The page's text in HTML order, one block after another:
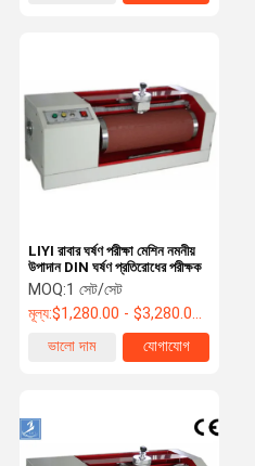
LIYI রাবার ঘর্ষণ পরীক্ষা মেশিন নমনীয়
উপাদান DIN ঘর্ষণ প্রতিরোধের পরীক্ষক
MOQ:1 সেট/সেট
মূল্য:$1,280.00 - $3,280.00/ Set
ভালো দাম
যোগাযোগ